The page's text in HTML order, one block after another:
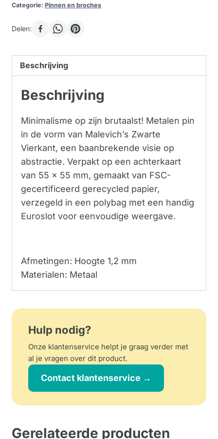
Categorie: Pinnen en broches
Delen:
Beschrijving
Beschrijving
Minimalisme op zijn brutaalst! Metalen pin
in de vorm van Malevich’s Zwarte
Vierkant, een baanbrekende visie op
abstractie. Verpakt op een achterkaart
van 55 x 55 mm, gemaakt van FSC-
gecertificeerd gerecycled papier,
verzegeld in een polybag met een handig
Euroslot voor eenvoudige weergave.
Afmetingen: Hoogte 1,2 mm
Materialen: Metaal
Hulp nodig?
Onze klantenservice helpt je graag verder met
al je vragen over dit product.
Contact klantenservice →
Gerelateerde producten